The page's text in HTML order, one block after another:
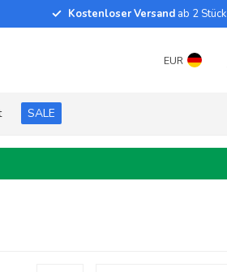
Kostenloser Versand ab 2 Stück
EUR
SALE